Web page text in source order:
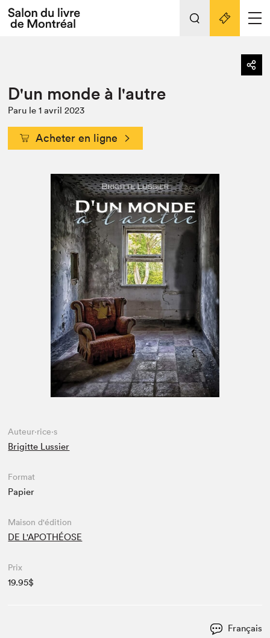
Espace exposant⋅e⋅s
Espace enseignant·e·s
Espace médias
Préparer sa visite au Salon
Actualités
SLM PRO
Nos activités
Préparer sa visite
Salon dans la ville et en ligne
Projets partenaires
Liens pratiques
D'un monde à l'autre
Paru le 1 avril 2023
Acheter en ligne
Auteur·rice·s
Brigitte Lussier
Format
Papier
Maison d'édition
DE L'APOTHÉOSE
Prix
19.95$
Français